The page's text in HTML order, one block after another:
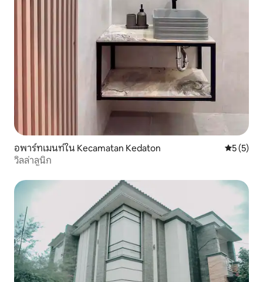
อพาร์ทเมนท์ใน Kecamatan Kedaton คะแนนเฉ
5 (5)
วิลล่าลูนิก